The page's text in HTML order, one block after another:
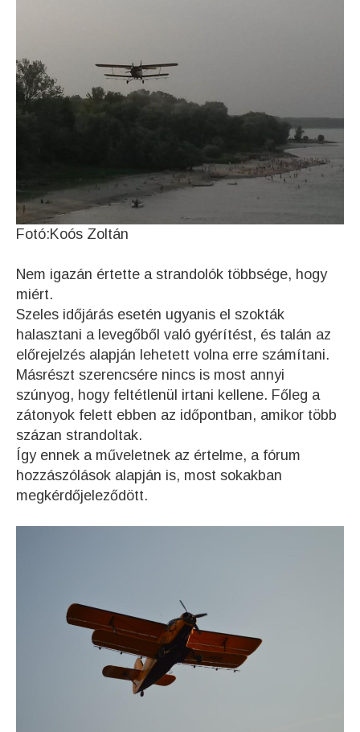
Fotó:Koós Zoltán
Nem igazán értette a strandolók többsége, hogy
miért.
Szeles időjárás esetén ugyanis el szokták
halasztani a levegőből való gyérítést, és talán az
előrejelzés alapján lehetett volna erre számítani.
Másrészt szerencsére nincs is most annyi
szúnyog, hogy feltétlenül irtani kellene. Főleg a
zátonyok felett ebben az időpontban, amikor több
százan strandoltak.
Így ennek a műveletnek az értelme, a fórum
hozzászólások alapján is, most sokakban
megkérdőjeleződött.